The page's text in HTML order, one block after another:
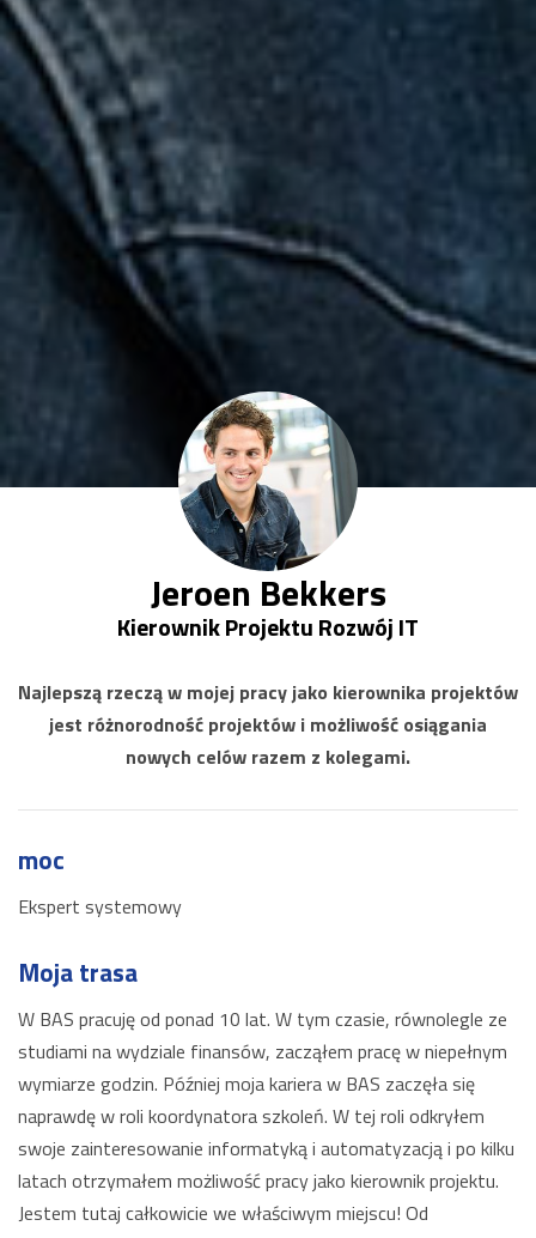
Najlepszą rzeczą w mojej pracy jako kierownika projektów
jest różnorodność projektów i możliwość osiągania
nowych celów razem z kolegami.
Jeroen Bekkers
Kierownik Projektu Rozwój IT
moc
Ekspert systemowy
Moja trasa
W BAS pracuję od ponad 10 lat. W tym czasie, równolegle ze
studiami na wydziale finansów, zacząłem pracę w niepełnym
wymiarze godzin. Później moja kariera w BAS zaczęła się
naprawdę w roli koordynatora szkoleń. W tej roli odkryłem
swoje zainteresowanie informatyką i automatyzacją i po kilku
latach otrzymałem możliwość pracy jako kierownik projektu.
Jestem tutaj całkowicie we właściwym miejscu! Od